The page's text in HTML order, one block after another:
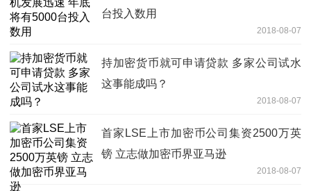
台投入数用
2018-08-07
持加密货币就可申请贷款 多家公司试水
这事能成吗？
2018-08-07
首家LSE上市加密币公司集资2500万英
镑 立志做加密币界亚马逊
2018-08-07